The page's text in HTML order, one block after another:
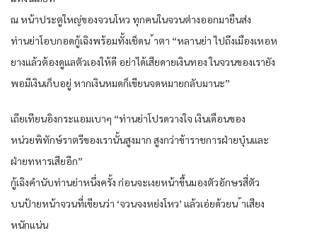
ณ หน้าประตูใหญ่ของจวนโหว ทุกคนในจวนต่างออกมายืนส่ง
ท่านย่าโอบกอดกู้เฉิงพร้อมทั้งเช็ดน ้าตา “หลานย่า ไปถึงเมืองเหอห
ยางแล้วต้องดูแลตัวเองให้ดี อย่าได้เสียดายเงินทอง ในจวนของเรายัง
พอมีเงินเก็บอยู่ หากเงินหมดก็เขียนจดหมายกลับมานะ”
เถียเทียนอิงกระแอมเบาๆ “ท่านย่าโปรดวางใจ เงินเดือนของ
หน่วยพิทักษ์ราตรีของเรานั้นสูงมาก สูงกว่าข้าราชการฝ่ายบุ๋นและ
ฝ่ายทหารเสียอีก”
กู้เฉิงคำนับท่านย่าหนึ่งครั้ง ก่อนจะเงยหน้าขึ้นมองตัวอักษรสี่ตัว
บนป้ายหน้าจวนที่เขียนว่า ‘จวนจงหย่งโหว’ แล้วเอ่ยด้วยน ้าเสียง
หนักแน่น